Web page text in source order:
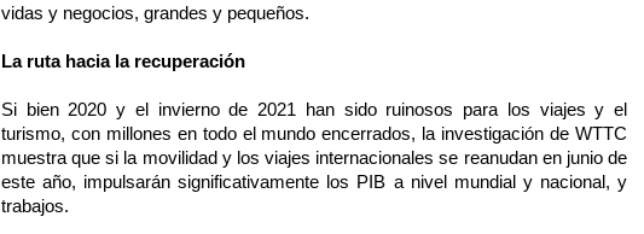
vidas y negocios, grandes y pequeños.
La ruta hacia la recuperación
Si bien 2020 y el invierno de 2021 han sido ruinosos para los viajes y el
turismo, con millones en todo el mundo encerrados, la investigación de WTTC
muestra que si la movilidad y los viajes internacionales se reanudan en junio de
este año, impulsarán significativamente los PIB a nivel mundial y nacional, y
trabajos.